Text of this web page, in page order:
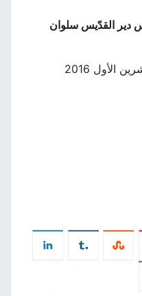
دير القدّيس سلوان